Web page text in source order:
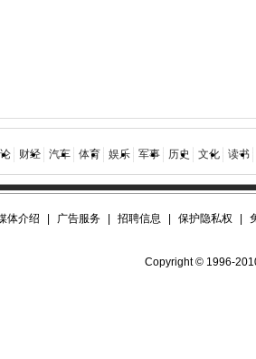
财经 汽车 体育 娱乐 军事 历史 文化 读书
体介绍 广告服务 招聘信息 保护隐私权
Copyright © 1996-